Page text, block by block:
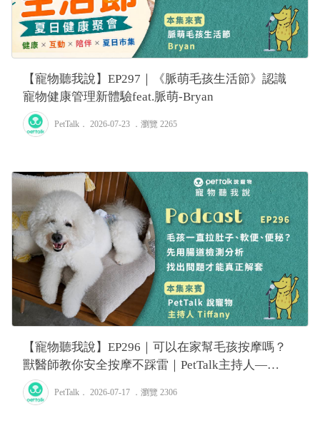
【寵物聽我說】EP297｜《脈萌毛孩生活節》認識
寵物健康管理新體驗feat.脈萌-Bryan
PetTalk ． 2026-07-23 ． 瀏覽 2265
【寵物聽我說】EP296｜可以在家幫毛孩按摩嗎？
獸醫師教你安全按摩不踩雷｜PetTalk主持人—
Tiffany
PetTalk ． 2026-07-17 ． 瀏覽 2306